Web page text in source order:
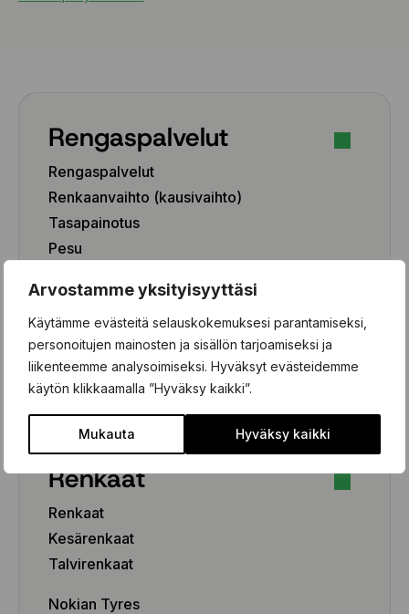
Arvostamme yksityisyyttäsi
Käytämme evästeitä selauskokemuksesi parantamiseksi,
personoitujen mainosten ja sisällön tarjoamiseksi ja
liikenteemme analysoimiseksi. Hyväksyt evästeidemme
käytön klikkaamalla ”Hyväksy kaikki”.
Mukauta Hyväksy kaikki
Rengaspalvelut
Rengaspalvelut
Renkaanvaihto (kausivaihto)
Tasapainotus
Pesu
Paikka-aineen poisto
Rengashotelli
Henkilöauto
Pakettiauto/SUV/EV
Renkaat
Renkaat
Kesärenkaat
Talvirenkaat
Nokian Tyres